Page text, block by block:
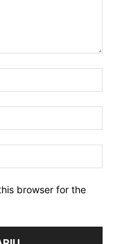
browser for the